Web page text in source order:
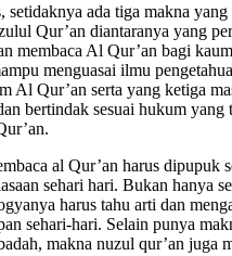
setidaknya ada tiga makna
Qur’an diantaranya yang
membaca Al Qur’an bagi
menguasai ilmu
Al Qur’an serta yang ketiga
bertindak sesuai hukum yang
al Qur’an harus dipupuk
sehari hari. Bukan hanya
harus tahu arti dan
sehari-hari. Selain punya
makna nuzul qur’an juga